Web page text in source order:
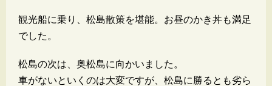
観光船に乗り、松島散策を堪能。お昼のかき丼も満足
でした。
松島の次は、奥松島に向かいました。
車がないといくのは大変ですが、松島に勝るとも劣ら